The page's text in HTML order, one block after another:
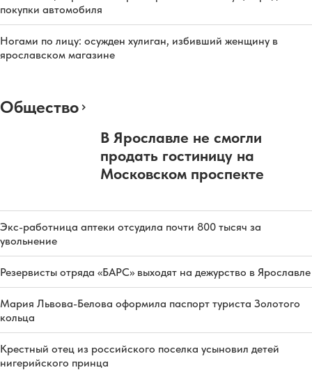
покупки автомобиля
Ногами по лицу: осужден хулиган, избивший женщину в
ярославском магазине
Общество
В Ярославле не смогли
продать гостиницу на
Московском проспекте
Экс-работница аптеки отсудила почти 800 тысяч за
увольнение
Резервисты отряда «БАРС» выходят на дежурство в Ярославле
Мария Львова-Белова оформила паспорт туриста Золотого
кольца
Крестный отец из российского поселка усыновил детей
нигерийского принца